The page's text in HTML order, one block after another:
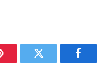
فيسبوك تويتر